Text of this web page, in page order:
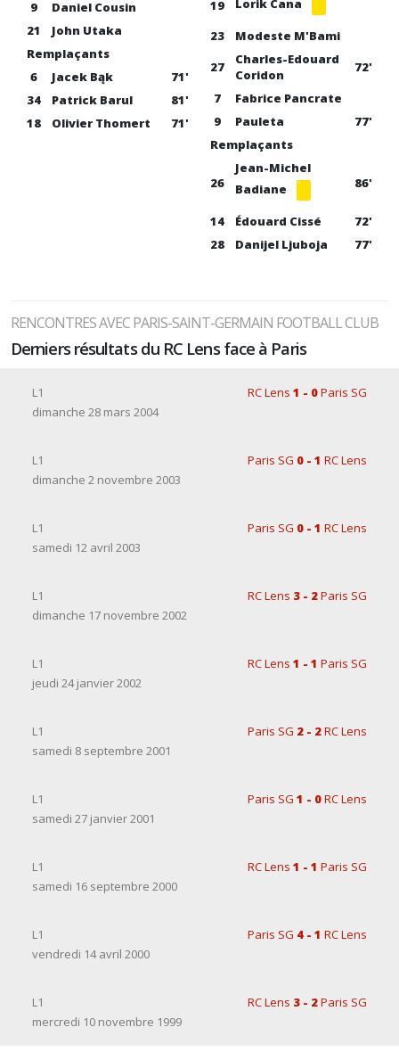
9
Daniel Cousin
21
John Utaka
Remplaçants
6
Jacek Bąk
71'
34
Patrick Barul
81'
18
Olivier Thomert 71'
19
Lorik Cana
23
Modeste M'Bami
27
Charles-Edouard
Coridon
72'
7
Fabrice Pancrate
9
Pauleta
77'
Remplaçants
26
Jean-Michel
Badiane
86'
14 Édouard Cissé
72'
28
Danijel Ljuboja 77'
RENCONTRES AVEC PARIS-SAINT-GERMAIN FOOTBALL CLUB
Derniers résultats du RC Lens face à Paris
L1 RC Lens 1 - 0Paris SG
dimanche 28 mars 2004
L1 Paris SG 0 - 1 RC Lens
dimanche 2 novembre 2003
L1 Paris SG 0 - 1 RC Lens
samedi 12 avril 2003
L1 RC Lens 3 - 2Paris SG
dimanche 17 novembre 2002
L1 RC Lens 1 - 1 Paris SG
jeudi 24 janvier 2002
L1 Paris SG 2 - 2RC Lens
samedi 8 septembre 2001
L1 Paris SG 1 - 0RC Lens
samedi 27 janvier 2001
L1 RC Lens 1 - 1 Paris SG
samedi 16 septembre 2000
L1 Paris SG 4 - 1 RC Lens
vendredi 14 avril 2000
L1 RC Lens 3 - 2Paris SG
mercredi 10 novembre 1999